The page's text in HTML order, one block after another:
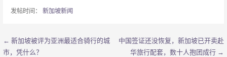
发帖时间： 新加坡新闻
文
← 新加坡被评为亚洲最适合骑行的城
市，凭什么？
中国签证还没恢复，新加坡已开卖赴
华旅行配套，数十人抱团成行 →